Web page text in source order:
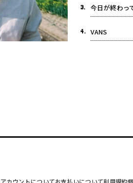
3. 今日が終わっ
4. VANS
アカウントについてお支払いについて利用規約